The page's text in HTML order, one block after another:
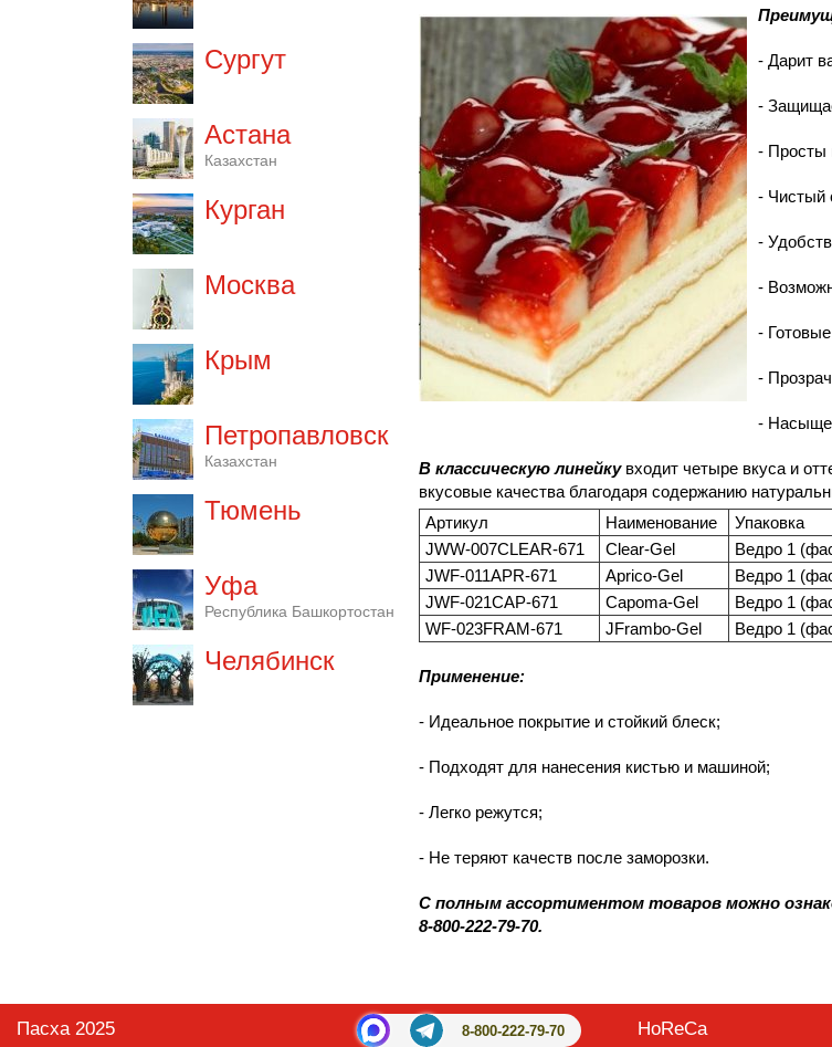
Сургут
Астана
Казахстан
Курган
Москва
Крым
Петропавловск
Казахстан
Тюмень
Уфа
Республика Башкортостан
Челябинск
- Дарит
-
- Просты
- Чистый
-
-
-
-
-
В классическую линейку входит четыре вкуса и
вкусовые качества благодаря содержанию
Артикул
Наименование Упаковка
JWW-007CLEAR-671
Clear-Gel Ведро 1
JWF-011APR-671
Aprico-Gel Ведро 1
JWF-021CAP-671
Capoma-Gel Ведро 1
WF-023FRAM-671
JFrambo-Gel Ведро 1
Применение:
- Идеальное покрытие и стойкий блеск;
- Подходят для нанесения кистью и машиной;
- Легко режутся;
- Не теряют качеств после заморозки.
С полным ассортиментом товаров можно
8-800-222-79-70.
Пасха 2025 8-800-222-79-70 HoReCa